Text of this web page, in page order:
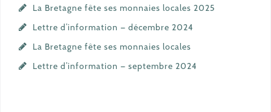
La Bretagne fête ses monnaies locales 2025
Lettre d’information — décembre 2024
La Bretagne fête ses monnaies locales
Lettre d’information — septembre 2024